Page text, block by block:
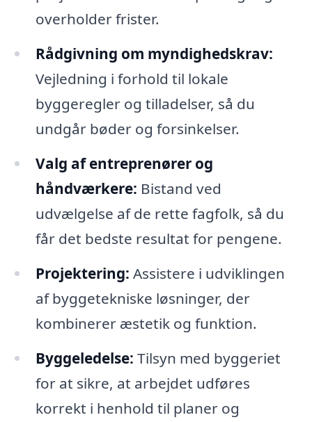
overholder frister.
Rådgivning om myndighedskrav:
Vejledning i forhold til lokale
byggeregler og tilladelser, så du
undgår bøder og forsinkelser.
Valg af entreprenører og
håndværkere: Bistand ved
udvælgelse af de rette fagfolk, så du
får det bedste resultat for pengene.
Projektering: Assistere i udviklingen
af byggetekniske løsninger, der
kombinerer æstetik og funktion.
Byggeledelse: Tilsyn med byggeriet
for at sikre, at arbejdet udføres
korrekt i henhold til planer og